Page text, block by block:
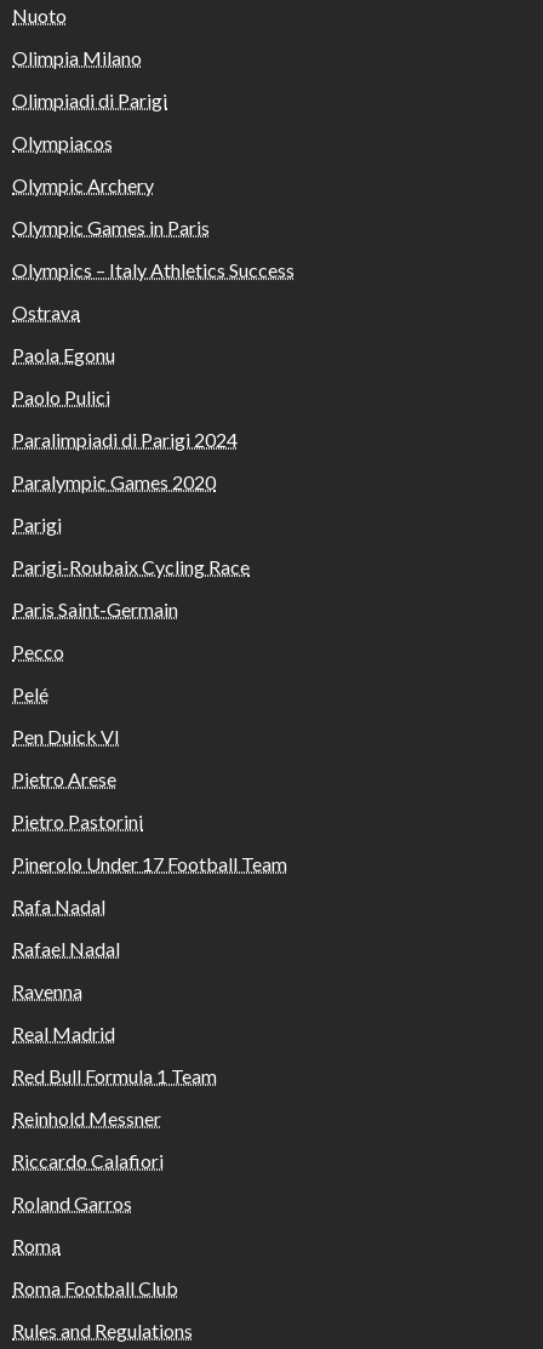
Nuoto
Olimpia Milano
Olimpiadi di Parigi
Olympiacos
Olympic Archery
Olympic Games in Paris
Olympics – Italy Athletics Success
Ostrava
Paola Egonu
Paolo Pulici
Paralimpiadi di Parigi 2024
Paralympic Games 2020
Parigi
Parigi-Roubaix Cycling Race
Paris Saint-Germain
Pecco
Pelé
Pen Duick VI
Pietro Arese
Pietro Pastorini
Pinerolo Under 17 Football Team
Rafa Nadal
Rafael Nadal
Ravenna
Real Madrid
Red Bull Formula 1 Team
Reinhold Messner
Riccardo Calafiori
Roland Garros
Roma
Roma Football Club
Rules and Regulations